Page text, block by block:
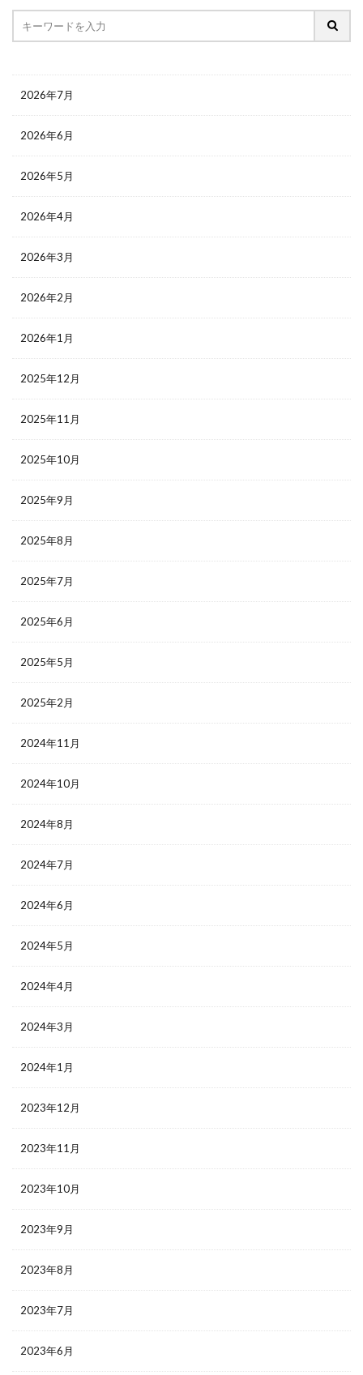
2026年7月
2026年6月
2026年5月
2026年4月
2026年3月
2026年2月
2026年1月
2025年12月
2025年11月
2025年10月
2025年9月
2025年8月
2025年7月
2025年6月
2025年5月
2025年2月
2024年11月
2024年10月
2024年8月
2024年7月
2024年6月
2024年5月
2024年4月
2024年3月
2024年1月
2023年12月
2023年11月
2023年10月
2023年9月
2023年8月
2023年7月
2023年6月